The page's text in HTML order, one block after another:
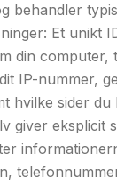
behandler
Et unikt
din computer,
IP-nummer,
hvilke sider
giver eksplicit